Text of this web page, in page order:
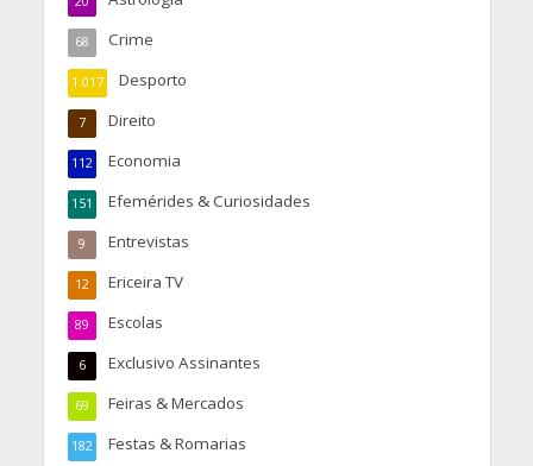
Crime
68
Desporto
1.017
Direito
7
Economia
112
Efemérides & Curiosidades
151
Entrevistas
9
Ericeira TV
12
Escolas
89
Exclusivo Assinantes
6
Feiras & Mercados
69
Festas & Romarias
182